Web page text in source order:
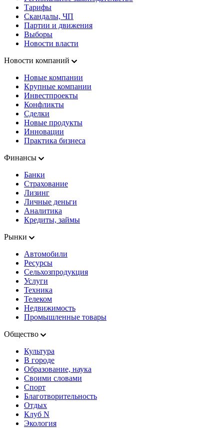
Тарифы
Скандалы, ЧП
Партии и движения
Выборы
Новости власти
Новости компаний
Новые компании
Крупные компании
Инвестпроекты
Конфликты
Сделки
Новые продукты
Инновации
Практика бизнеса
Финансы
Банки
Страхование
Лизинг
Личные деньги
Аналитика
Кредиты, займы
Рынки
Автомобили
Ресурсы
Сельхозпродукция
Услуги
Техника
Телеком
Недвижимость
Промышленные товары
Общество
Культура
В городе
Образование, наука
Своими словами
Спорт
Благотворительность
Отдых
Клуб N
Экология